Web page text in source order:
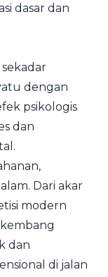
dasar dan
dengan
psikologis
dan
Dari akar
modern
dan
di jalan